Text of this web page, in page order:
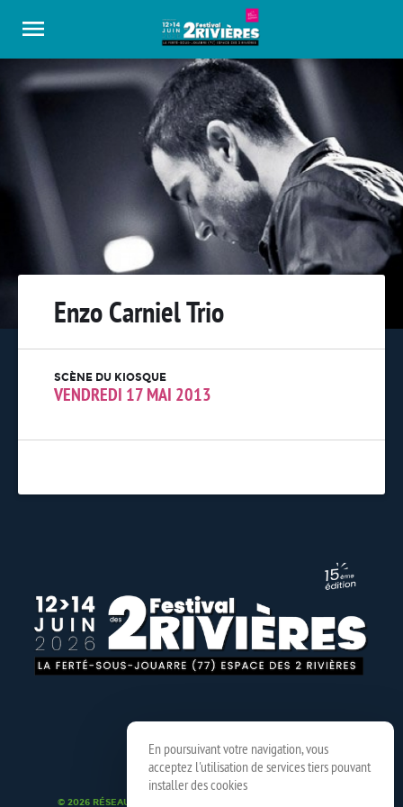
Enzo Carniel Trio
SCÈNE DU KIOSQUE
VENDREDI 17 MAI 2013
© 2026 RÉSEAU SPEDIDAM
En poursuivant votre navigation, vous
acceptez l'utilisation de services tiers pouvant
installer des cookies